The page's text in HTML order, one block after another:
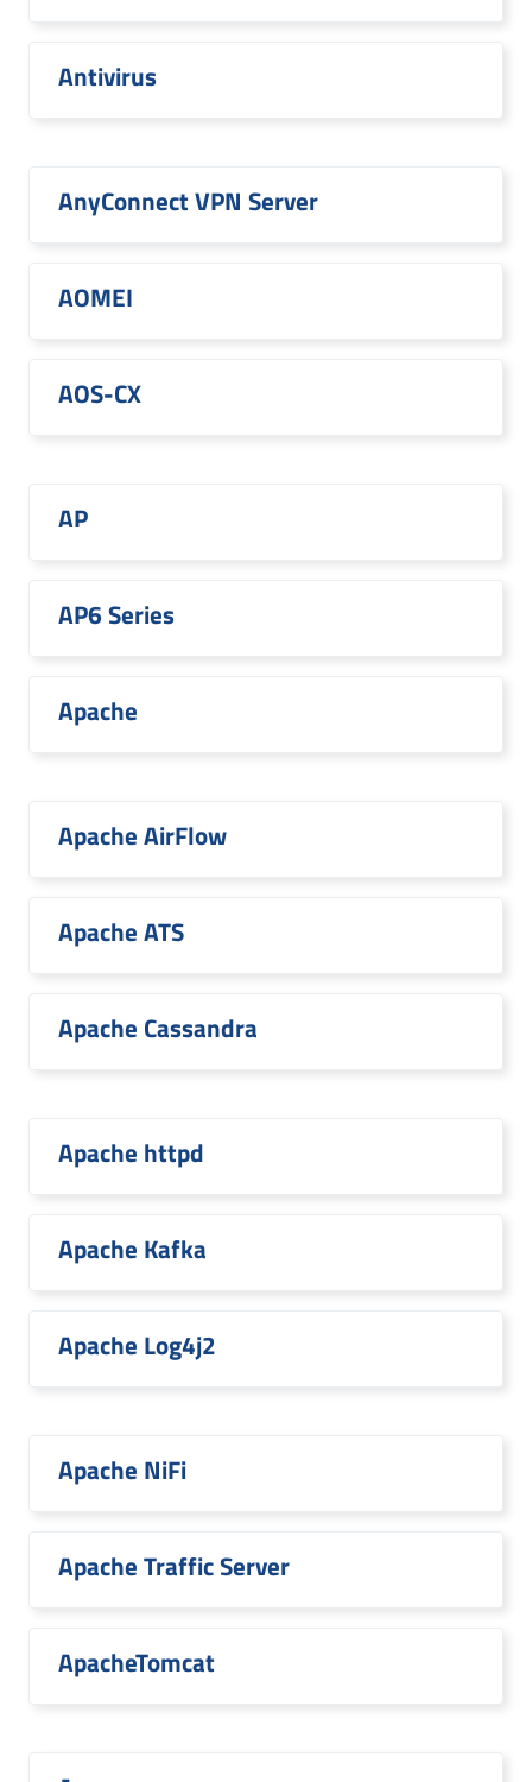
Antivirus
AnyConnect VPN Server
AOMEI
AOS-CX
AP
AP6 Series
Apache
Apache AirFlow
Apache ATS
Apache Cassandra
Apache httpd
Apache Kafka
Apache Log4j2
Apache NiFi
Apache Traffic Server
ApacheTomcat